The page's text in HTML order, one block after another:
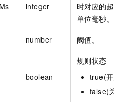
integer
时对应的超
单位毫秒。
number 阈值。
boolean
规则状态
true(开
false(关